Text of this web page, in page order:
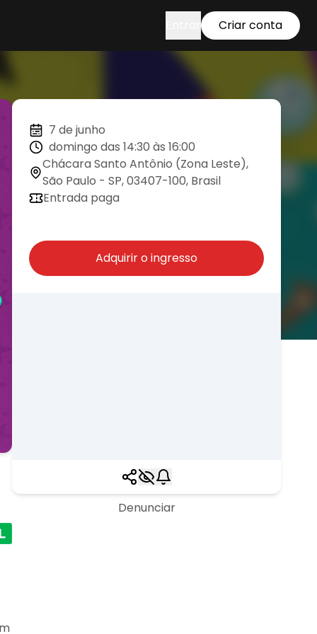
Criar conta
7 de junho
domingo das 14:30 às 16:00
Chácara Santo Antônio (Zona Leste),
São Paulo - SP, 03407-100, Brasil
Entrada paga
Adquirir o ingresso
Denunciar